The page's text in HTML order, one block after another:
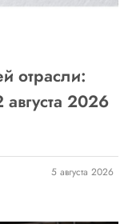
отрасли:
2026
5 августа 2026